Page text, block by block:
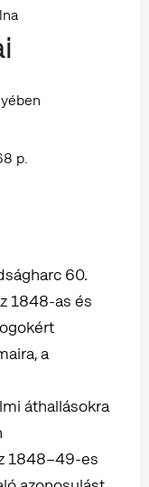
p.
60.
1848-as és
a
áthallásokra
1848–49-es